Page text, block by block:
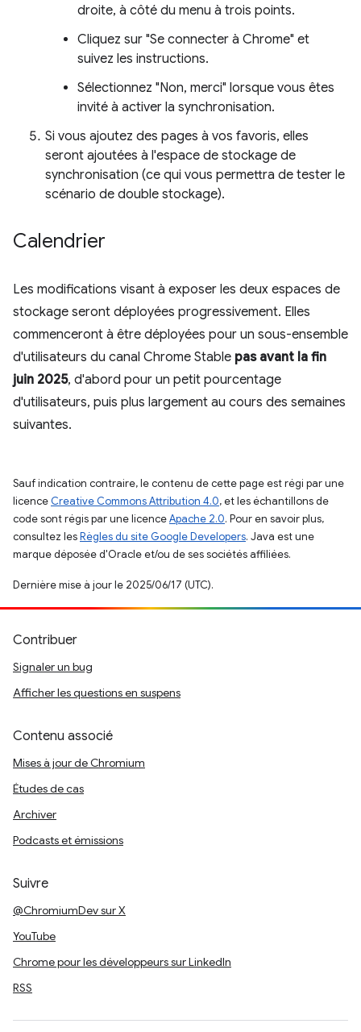
droite, à côté du menu à trois points.
Cliquez sur "Se connecter à Chrome" et
suivez les instructions.
Sélectionnez "Non, merci" lorsque vous êtes
invité à activer la synchronisation.
Si vous ajoutez des pages à vos favoris, elles
seront ajoutées à l'espace de stockage de
synchronisation (ce qui vous permettra de tester le
scénario de double stockage).
Calendrier
Les modifications visant à exposer les deux espaces de
stockage seront déployées progressivement. Elles
commenceront à être déployées pour un sous-ensemble
d'utilisateurs du canal Chrome Stable pas avant la fin
juin 2025, d'abord pour un petit pourcentage
d'utilisateurs, puis plus largement au cours des semaines
suivantes.
Sauf indication contraire, le contenu de cette page est régi par une
licence Creative Commons Attribution 4.0, et les échantillons de
code sont régis par une licenceApache 2.0. Pour en savoir plus,
consultez lesRègles du site Google Developers. Java est une
marque déposée d'Oracle et/ou de ses sociétés affiliées.
Dernière mise à jour le 2025/06/17 (UTC).
Contribuer
Signaler un bug
Afficher les questions en suspens
Contenu associé
Mises à jour de Chromium
Études de cas
Archiver
Podcasts et émissions
Suivre
@ChromiumDev sur X
YouTube
Chrome pour les développeurs sur LinkedIn
RSS